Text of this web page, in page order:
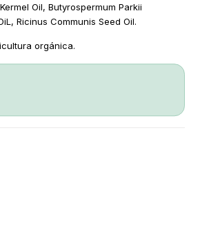
Oil, Butyrospermum Parkii
Ricinus Communis Seed Oil.
orgánica.